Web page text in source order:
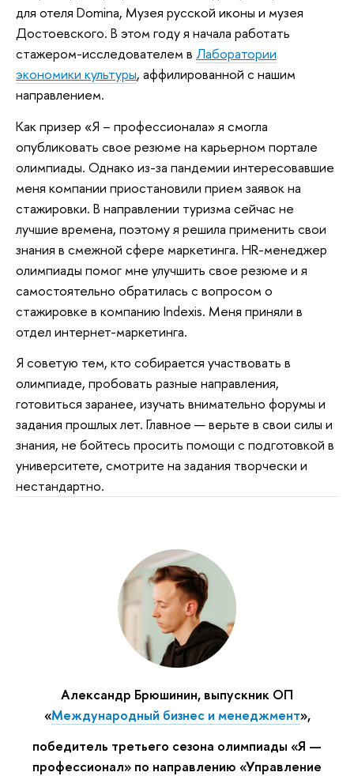
для отеля Domina, Музея русской иконы и музея
Достоевского. В этом году я начала работать
стажером-исследователем в Лаборатории
экономики культуры, аффилированной с нашим
направлением.
Как призер «Я – профессионала» я смогла
опубликовать свое резюме на карьерном портале
олимпиады. Однако из-за пандемии интересовавшие
меня компании приостановили прием заявок на
стажировки. В направлении туризма сейчас не
лучшие времена, поэтому я решила применить свои
знания в смежной сфере маркетинга. HR-менеджер
олимпиады помог мне улучшить свое резюме и я
самостоятельно обратилась с вопросом о
стажировке в компанию Indexis. Меня приняли в
отдел интернет-маркетинга.
Я советую тем, кто собирается участвовать в
олимпиаде, пробовать разные направления,
готовиться заранее, изучать внимательно форумы и
задания прошлых лет. Главное — верьте в свои силы и
знания, не бойтесь просить помощи с подготовкой в
университете, смотрите на задания творчески и
нестандартно.
Александр Брюшинин, выпускник ОП
«Международный бизнес и менеджмент»,
победитель третьего сезона олимпиады «Я —
профессионал» по направлению «Управление